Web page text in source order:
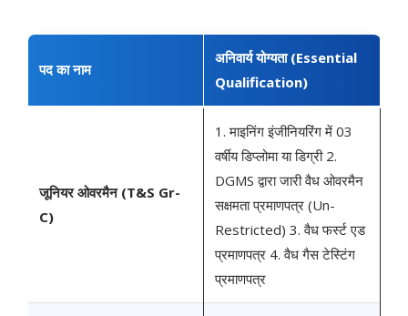
पद का नाम
अनिवार्य योग्यता (Essential
Qualification)
जूनियर ओवरमैन (T&S Gr-
C)
1. माइनिंग इंजीनियरिंग में 03
वर्षीय डिप्लोमा या डिग्री 2.
DGMS द्वारा जारी वैध ओवरमैन
सक्षमता प्रमाणपत्र (Un-
Restricted) 3. वैध फर्स्ट एड
प्रमाणपत्र 4. वैध गैस टेस्टिंग
प्रमाणपत्र